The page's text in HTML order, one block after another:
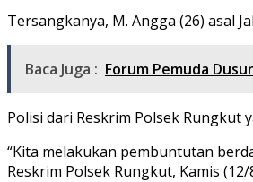
Tersangkanya, M. Angga (26) asal
Baca Juga : Forum Pemuda
Polisi dari Reskrim Polsek Rungkut
“Kita melakukan pembuntutan
Reskrim Polsek Rungkut, Kamis (12/